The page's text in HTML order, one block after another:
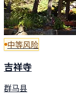
中等风险
吉祥寺
群马县